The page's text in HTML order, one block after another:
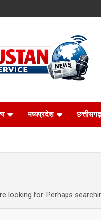
मध्यप्रदेश छत्तीसगढ़
looking for. Perhaps